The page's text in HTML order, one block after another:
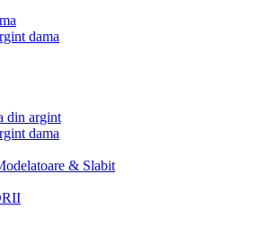
dama
din argint
dama
& Slabit